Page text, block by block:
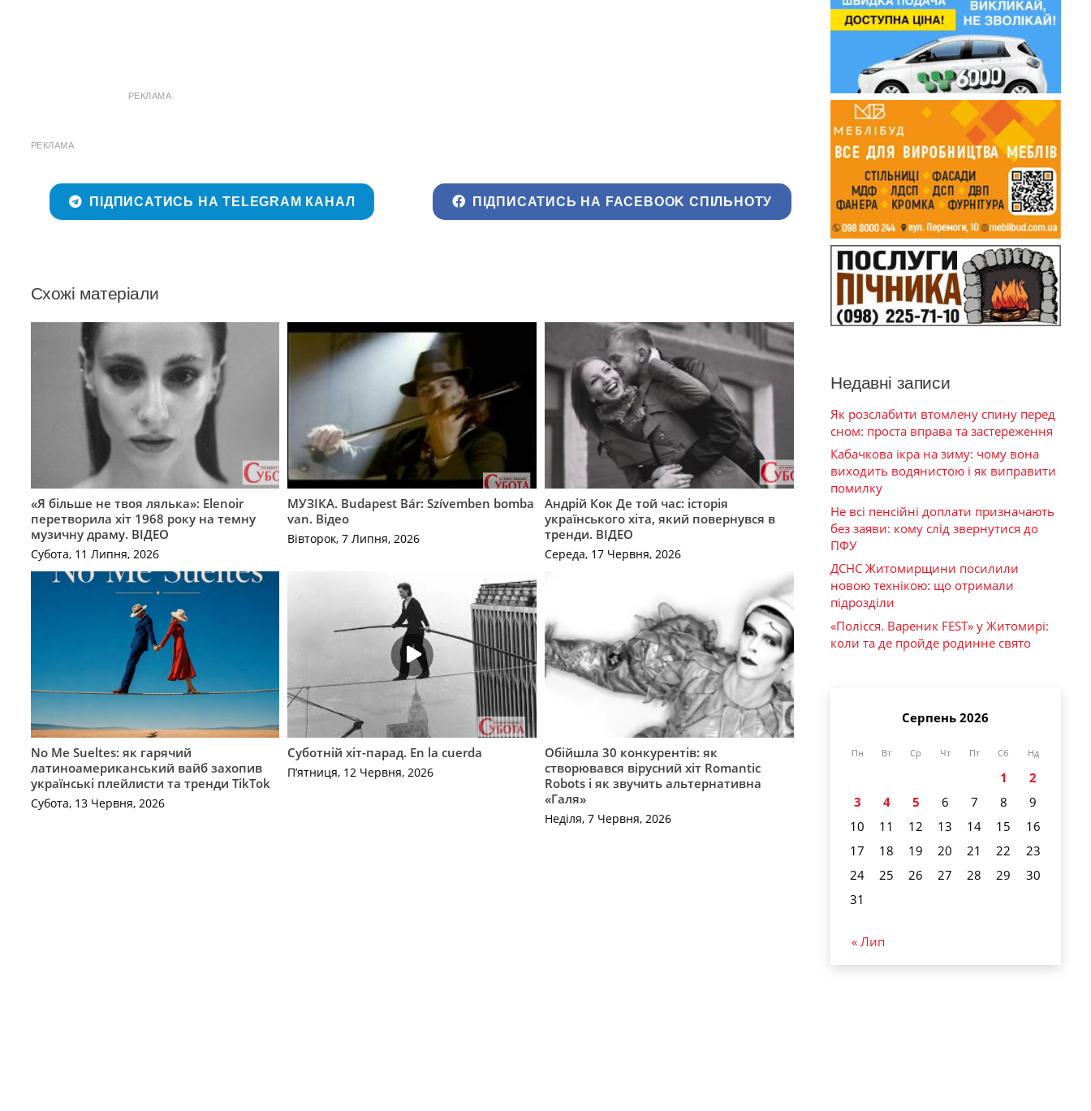
РЕКЛАМА
РЕКЛАМА
ПІДПИСАТИСЬ НА TELEGRAM КАНАЛ ПІДПИСАТИСЬ НА FACEBOOK СПІЛЬНОТУ
Схожі матеріали
«Я більше не твоя лялька»: Elenoir
перетворила хіт 1968 року на темну
музичну драму. ВІДЕО
Субота, 11 Липня, 2026
МУЗІКА. Budapest Bár: Szívemben bomba
van. Відео
Вівторок, 7 Липня, 2026
Андрій Кок Де той час: історія
українського хіта, який повернувся в
тренди. ВІДЕО
Середа, 17 Червня, 2026
No Me Sueltes: як гарячий
латиноамериканський вайб захопив
українські плейлисти та тренди TikTok
Субота, 13 Червня, 2026
Суботній хіт-парад. En la cuerda
П’ятниця, 12 Червня, 2026
Обійшла 30 конкурентів: як
створювався вірусний хіт Romantic
Robots і як звучить альтернативна
«Галя»
Неділя, 7 Червня, 2026
Недавні записи
Як розслабити втомлену спину перед
сном: проста вправа та застереження
Кабачкова ікра на зиму: чому вона
виходить водянистою і як виправити
помилку
Не всі пенсійні доплати призначають
без заяви: кому слід звернутися до
ПФУ
ДСНС Житомирщини посилили
новою технікою: що отримали
підрозділи
«Полісся. Вареник FEST» у Житомирі:
коли та де пройде родинне свято
Серпень 2026
Пн Вт Ср Чт Пт Сб Нд
1
2
3
4 5 6 7 8
9
10
11 12 13 14 15
16
17
18 19 20 21 22
23
24
25 26 27 28 29
30
31
« Лип